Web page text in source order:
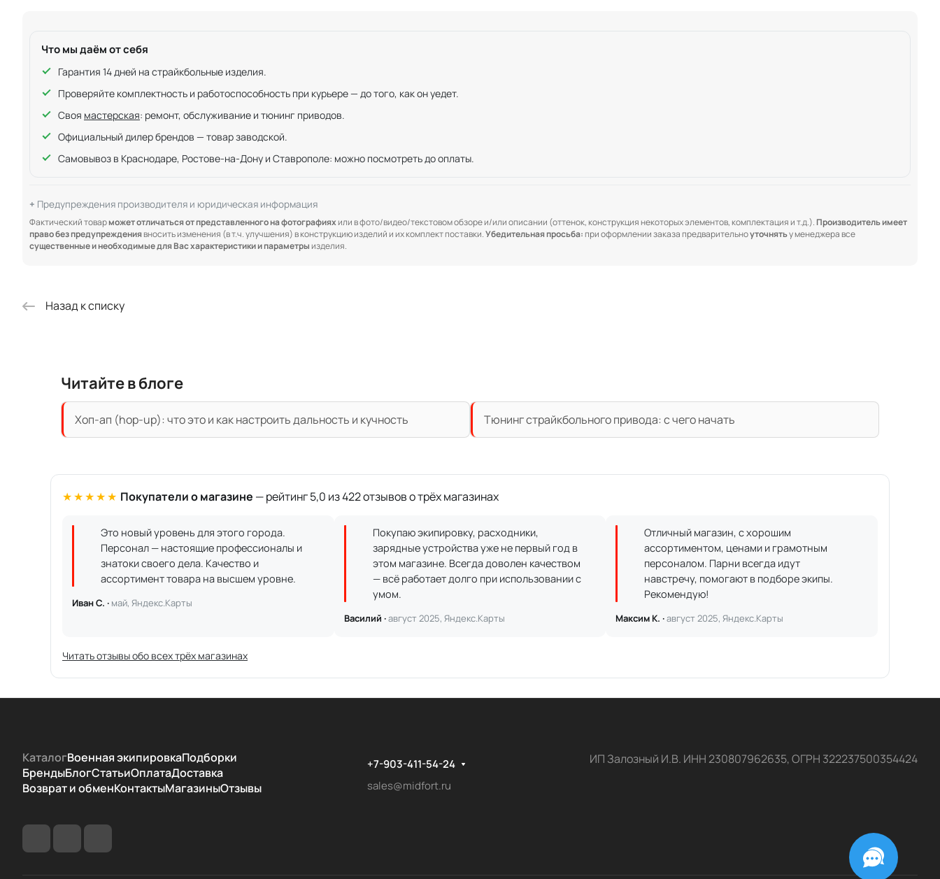
Что мы даём от себя
Гарантия 14 дней на страйкбольные изделия.
Проверяйте комплектность и работоспособность при курьере — до того, как он уедет.
Своя мастерская: ремонт, обслуживание и тюнинг приводов.
Официальный дилер брендов — товар заводской.
Самовывоз в Краснодаре, Ростове-на-Дону и Ставрополе: можно посмотреть до оплаты.
Предупреждения производителя и юридическая информация
Фактический товарможет отличаться от представленного на фотографияхили в фото/видео/текстовом обзоре и/или описании (оттенок, конструкция некоторых элементов, комплектация и т.д.). Производитель имеет
право без предупреждениявносить изменения (в т.ч. улучшения) в конструкцию изделий и их комплект поставки.Убедительная просьба:при оформлении заказа предварительноуточнятьу менеджера все
существенные и необходимые для Вас характеристики и параметрыизделия.
Назад к списку
Читайте в блоге
Хоп-ап (hop-up): что это и как настроить дальность и кучность Тюнинг страйкбольного привода: с чего начать
★★★★★ Покупатели о магазине — рейтинг 5,0 из 422 отзывов о трёх магазинах
Это новый уровень для этого города.
Персонал — настоящие профессионалы и
знатоки своего дела. Качество и
ассортимент товара на высшем уровне.
Иван С. · май, Яндекс.Карты
Покупаю экипировку, расходники,
зарядные устройства уже не первый год в
этом магазине. Всегда доволен качеством
— всё работает долго при использовании с
умом.
Василий ·август 2025, Яндекс.Карты
Отличный магазин, с хорошим
ассортиментом, ценами и грамотным
персоналом. Парни всегда идут
навстречу, помогают в подборе экипы.
Рекомендую!
Максим К. ·август 2025, Яндекс.Карты
Читать отзывы обо всех трёх магазинах
КаталогВоенная экипировкаПодборки
БрендыБлогСтатьиОплатаДоставка
Возврат и обменКонтактыМагазиныОтзывы
+7-903-411-54-24
sales@midfort.ru
ИП Залозный И.В. ИНН 230807962635, ОГРН 322237500354424